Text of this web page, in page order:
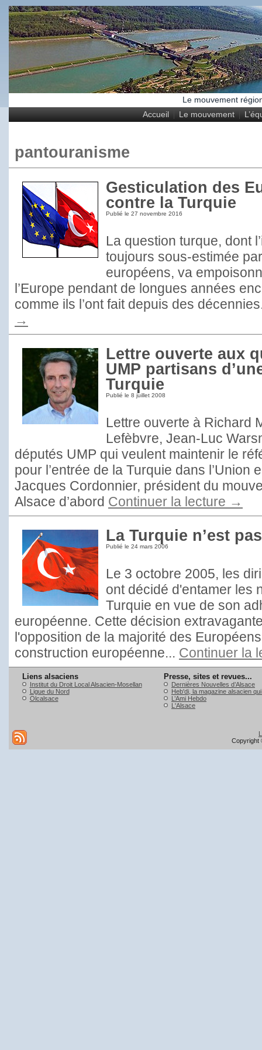
Le mouvement
Accueil
Le mouvement
pantouranisme
Gesticulation des
contre la Turquie
Publié le 27 novembre 2016
La question turque, dont
toujours sous-estimée
européens, va
l’Europe pendant de longues années
comme ils l’ont fait depuis des
→
Lettre ouverte aux
UMP partisans
Turquie
Publié le 8 juillet 2008
Lettre ouverte à Richard
Lefèbvre, Jean-Luc
députés UMP qui veulent maintenir le
pour l’entrée de la Turquie dans l’Union
Jacques Cordonnier, président du
Alsace d’abord Continuer la lecture →
La Turquie n’est
Publié le 24 mars 2006
Le 3 octobre 2005, les
ont décidé d'entamer les
Turquie en vue de son
européenne. Cette décision
l'opposition de la majorité des
construction européenne... Continuer la
Liens alsaciens
Institut du Droit Local Alsacien-Mosellan
Ligue du Nord
Olcalsace
Presse, sites et revues...
Dernières Nouvelles d’Alsace
Heb'di, la magazine alsacien
L’Ami Hebdo
L'Alsace
Copyright